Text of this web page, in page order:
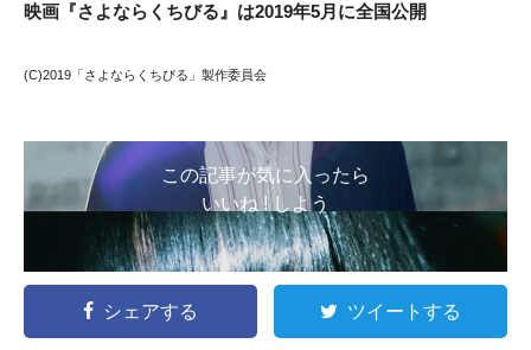
映画『さよならくちびる』は2019年5月に全国公開
(C)2019「さよならくちびる」製作委員会
この記事が気に入ったら
いいね ! しよう
シェアする ツイートする